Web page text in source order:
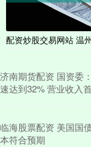
配资炒股交易网站 温
济南期货配资 国资委
速达到32% 营业收入
临海股票配资 美国国
本符合预期